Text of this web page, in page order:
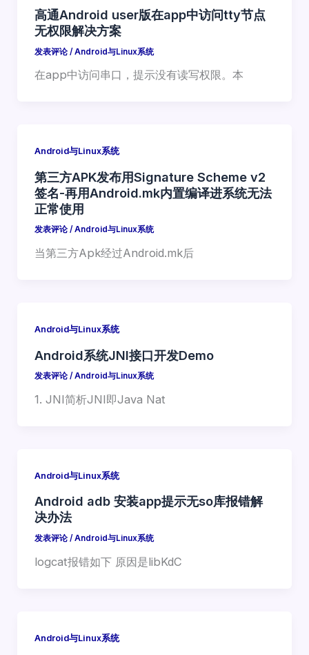
高通Android user版在app中访问tty节点
无权限解决方案
发表评论 /Android与Linux系统
在app中访问串口，提示没有读写权限。本
Android与Linux系统
第三方APK发布用Signature Scheme v2
签名-再用Android.mk内置编译进系统无法
正常使用
发表评论 / Android与Linux系统
当第三方Apk经过Android.mk后
Android与Linux系统
Android系统JNI接口开发Demo
发表评论 / Android与Linux系统
1. JNI简析JNI即Java Nat
Android与Linux系统
Android adb 安装app提示无so库报错解
决办法
发表评论 / Android与Linux系统
logcat报错如下 原因是libKdC
Android与Linux系统